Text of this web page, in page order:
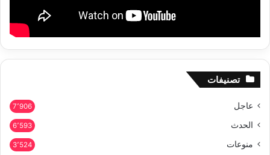
تصنيفات
عاجل 7٬906
الحدث 6٬593
منوعات 3٬524